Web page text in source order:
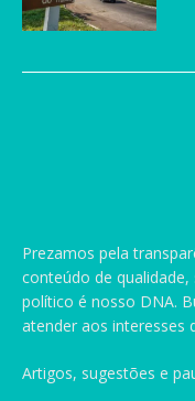
Prezamos pela
conteúdo de
político é nosso DNA.
atender aos interesses
Artigos, sugestões e